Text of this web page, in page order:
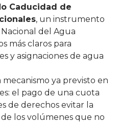
Caducidad de
, un instrumento
del Agua
más claros para
y asignaciones de agua
ya previsto en
el pago de una cuota
de derechos evitar la
los volúmenes que no